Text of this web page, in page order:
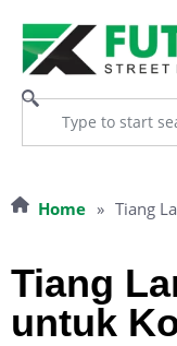
Home » Tiang
Tiang
untuk